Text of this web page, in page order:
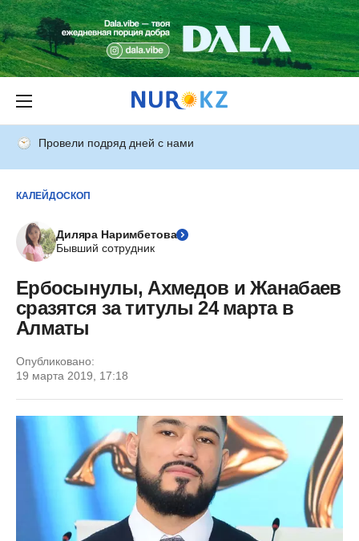
Провели подряд дней с нами
КАЛЕЙДОСКОП
Диляра Наримбетова
Бывший сотрудник
Ербосынулы, Ахмедов и Жанабаев
сразятся за титулы 24 марта в
Алматы
Опубликовано:
19 марта 2019, 17:18